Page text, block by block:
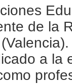
de la
a la